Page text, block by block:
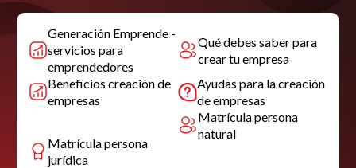
Generación Emprende -
servicios para
emprendedores
Qué debes saber para
crear tu empresa
Beneficios creación de
empresas
Ayudas para la creación
de empresas
Matrícula persona
jurídica
Matrícula persona
natural